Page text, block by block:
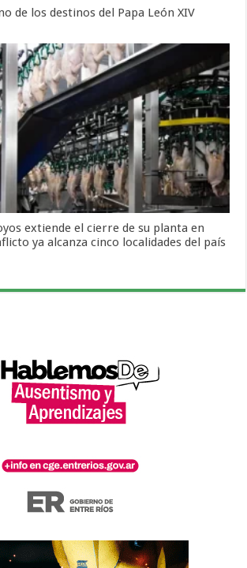
de los destinos del Papa León XIV
extiende el cierre de su planta en
ya alcanza cinco localidades del país